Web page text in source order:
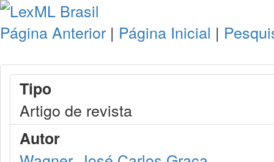
Página Anterior | Página Inicial |
Tipo
Artigo de revista
Autor